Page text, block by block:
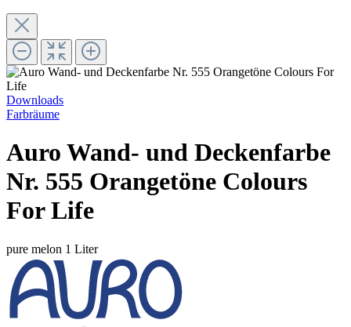
Downloads
Farbräume
Auro Wand- und Deckenfarbe
Nr. 555 Orangetöne Colours
For Life
pure melon 1 Liter